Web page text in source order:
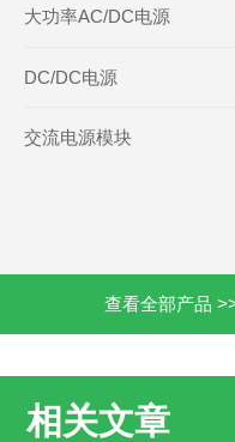
大功率AC/DC电源
DC/DC电源
交流电源模块
查看全部产品
相关文章